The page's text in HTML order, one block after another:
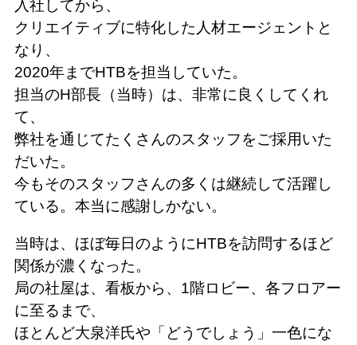
入社してから、
クリエイティブに特化した人材エージェントと
なり、
2020年までHTBを担当していた。
担当のH部長（当時）は、非常に良くしてくれ
て、
弊社を通じてたくさんのスタッフをご採用いた
だいた。
今もそのスタッフさんの多くは継続して活躍し
ている。本当に感謝しかない。
当時は、ほぼ毎日のようにHTBを訪問するほど
関係が濃くなった。
局の社屋は、看板から、1階ロビー、各フロアー
に至るまで、
ほとんど大泉洋氏や「どうでしょう」一色にな